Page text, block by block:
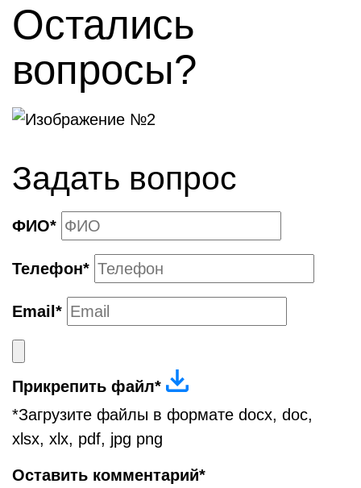
Остались
вопросы?
Задать вопрос
ФИО*
Телефон*
Email*
Прикрепить файл*
*Загрузите файлы в формате docx, doc,
xlsx, xlx, pdf, jpg png
Оставить комментарий*